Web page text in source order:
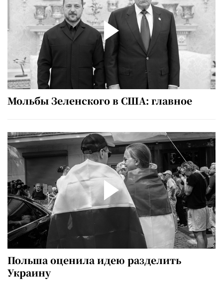
Мольбы Зеленского в США: главное
Польша оценила идею разделить
Украину